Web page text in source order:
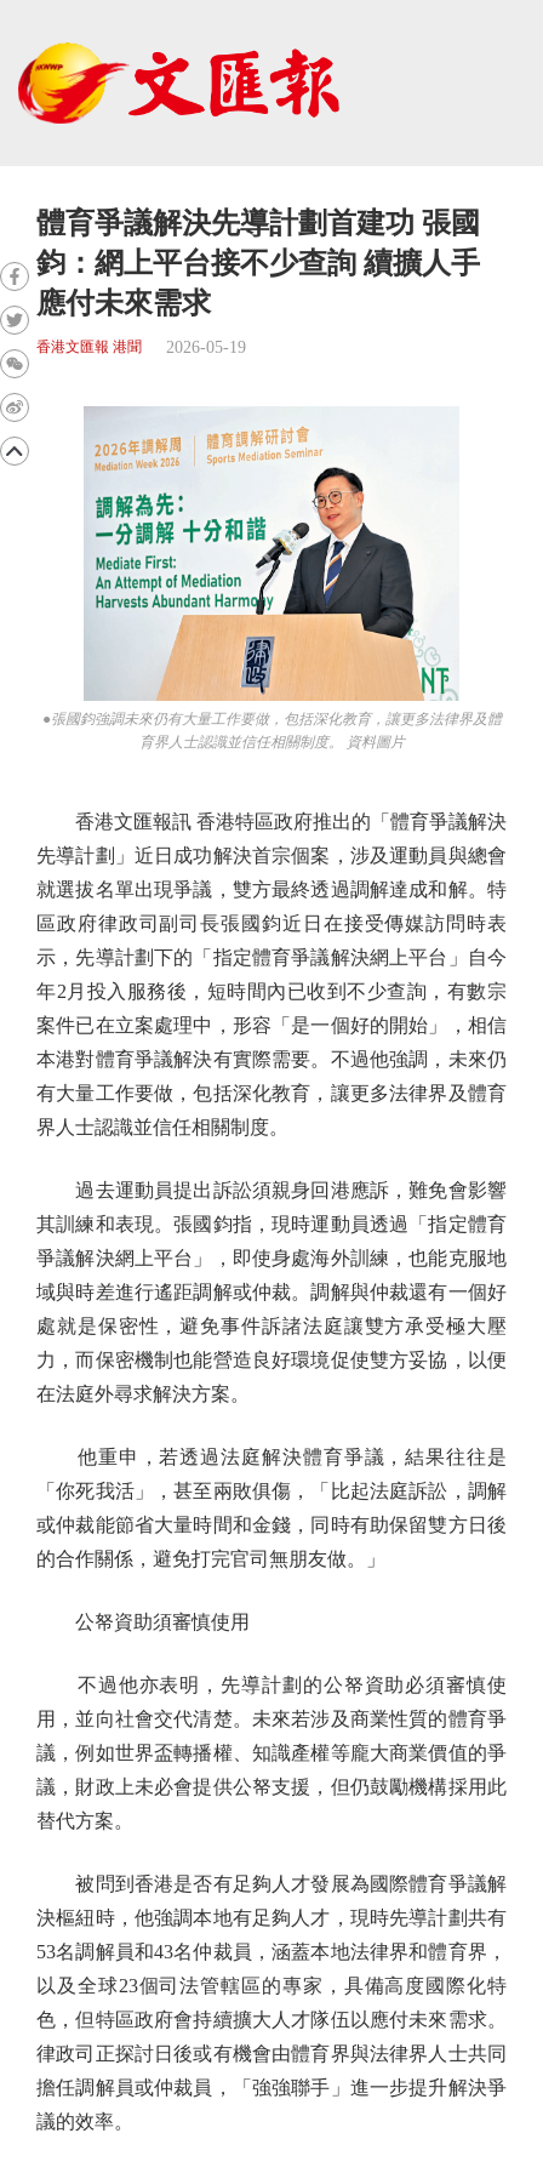
體育爭議解決先導計劃首建功 張國
鈞：網上平台接不少查詢 續擴人手
應付未來需求
香港文匯報 港聞 2026-05-19
●張國鈞強調未來仍有大量工作要做，包括深化教育，讓更多法律界及體
育界人士認識並信任相關制度。 資料圖片
香港文匯報訊 香港特區政府推出的「體育爭議解決
先導計劃」近日成功解決首宗個案，涉及運動員與總會
就選拔名單出現爭議，雙方最終透過調解達成和解。特
區政府律政司副司長張國鈞近日在接受傳媒訪問時表
示，先導計劃下的「指定體育爭議解決網上平台」自今
年2月投入服務後，短時間內已收到不少查詢，有數宗
案件已在立案處理中，形容「是一個好的開始」，相信
本港對體育爭議解決有實際需要。不過他強調，未來仍
有大量工作要做，包括深化教育，讓更多法律界及體育
界人士認識並信任相關制度。
過去運動員提出訴訟須親身回港應訴，難免會影響
其訓練和表現。張國鈞指，現時運動員透過「指定體育
爭議解決網上平台」，即使身處海外訓練，也能克服地
域與時差進行遙距調解或仲裁。調解與仲裁還有一個好
處就是保密性，避免事件訴諸法庭讓雙方承受極大壓
力，而保密機制也能營造良好環境促使雙方妥協，以便
在法庭外尋求解決方案。
他重申，若透過法庭解決體育爭議，結果往往是
「你死我活」，甚至兩敗俱傷，「比起法庭訴訟，調解
或仲裁能節省大量時間和金錢，同時有助保留雙方日後
的合作關係，避免打完官司無朋友做。」
公帑資助須審慎使用
不過他亦表明，先導計劃的公帑資助必須審慎使
用，並向社會交代清楚。未來若涉及商業性質的體育爭
議，例如世界盃轉播權、知識產權等龐大商業價值的爭
議，財政上未必會提供公帑支援，但仍鼓勵機構採用此
替代方案。
被問到香港是否有足夠人才發展為國際體育爭議解
決樞紐時，他強調本地有足夠人才，現時先導計劃共有
53名調解員和43名仲裁員，涵蓋本地法律界和體育界，
以及全球23個司法管轄區的專家，具備高度國際化特
色，但特區政府會持續擴大人才隊伍以應付未來需求。
律政司正探討日後或有機會由體育界與法律界人士共同
擔任調解員或仲裁員，「強強聯手」進一步提升解決爭
議的效率。